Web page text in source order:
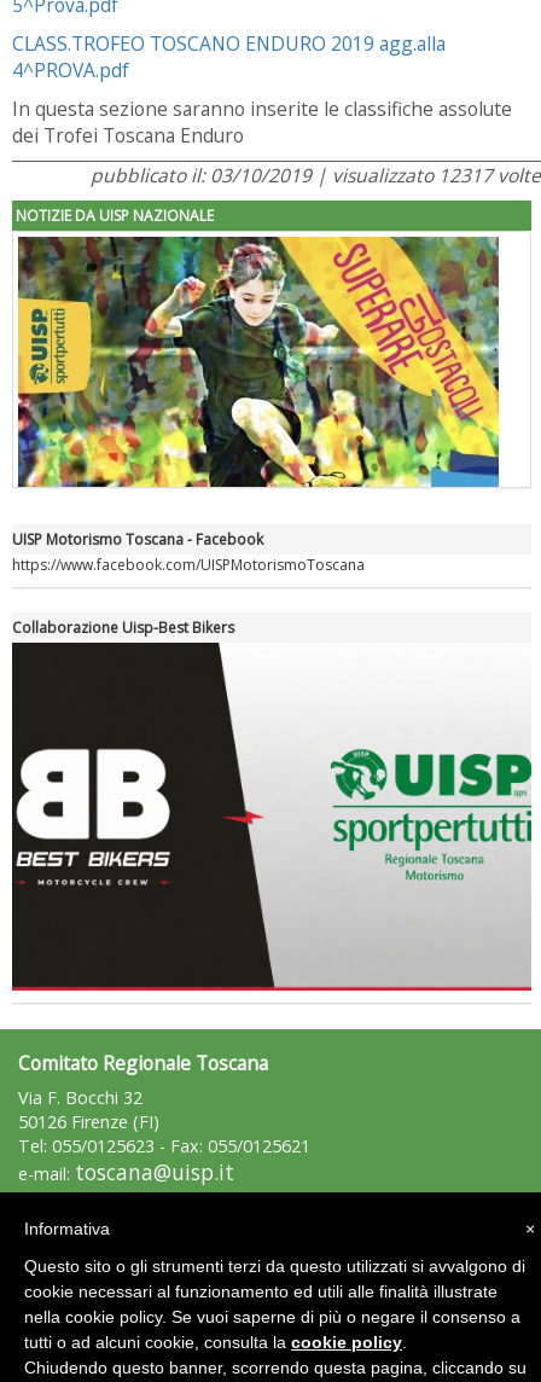
CLASS.TROFEO TOSCANO ENDURO 2019 agg.alla
4^PROVA.pdf
In questa sezione saranno inserite le classifiche assolute
dei Trofei Toscana Enduro
pubblicato il: 03/10/2019 | visualizzato 12317 volte
NOTIZIE DA UISP NAZIONALE
"Superare gli ostacoli": la relazione di Tiziano Pesce al CN Uisp
Luglio 2026: "Pensando con i piedi, si possono fare le
Tiziano Pesce a Radio InBlu2000 traccia il bilancio della stagione
UISP Motorismo Toscana - Facebook
https://www.facebook.com/UISPMotorismoToscana
Collaborazione Uisp-Best Bikers
Comitato Regionale Toscana
Via F. Bocchi 32
50126 Firenze (FI)
Tel: 055/0125623 - Fax: 055/0125621
e-mail: toscana@uisp.it
C.F.: 94019570483
Area Riservata 2.0
×
Informativa
Questo sito o gli strumenti terzi da questo utilizzati si avvalgono di
cookie necessari al funzionamento ed utili alle finalità illustrate
nella cookie policy. Se vuoi saperne di più o negare il consenso a
tutti o ad alcuni cookie, consulta la cookie policy
Chiudendo questo banner, scorrendo questa pagina, cliccando su